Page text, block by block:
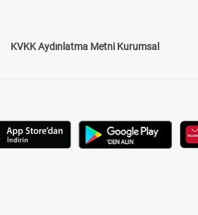
KVKK Aydınlatma Metni Kurumsal